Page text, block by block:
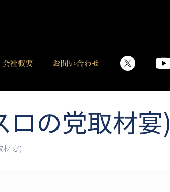
ロの党取材宴)
材宴)